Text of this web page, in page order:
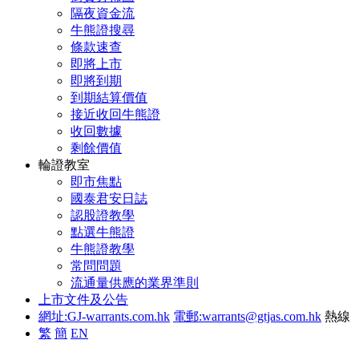
隔夜資金流
牛熊證搜尋
條款速查
即將上市
即將到期
到期結算價值
接近收回牛熊證
收回數據
剩餘價值
輪證教室
即市焦點
國泰君安日誌
認股證教學
點選牛熊證
牛熊證教學
常問問題
流通量供應的業界準則
上市文件及公告
網址:GJ-warrants.com.hk 電郵:warrants@gtjas.com.hk 熱線
繁 簡 EN